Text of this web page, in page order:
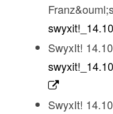
SwyxIt!
SwyxIt!